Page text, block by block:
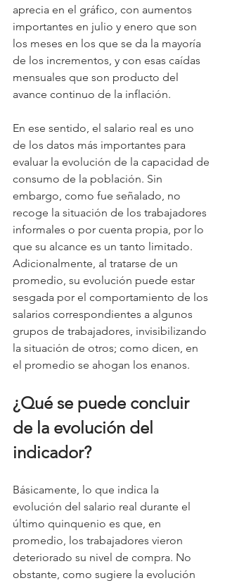
aprecia en el gráfico, con aumentos
importantes en julio y enero que son
los meses en los que se da la mayoría
de los incrementos, y con esas caídas
mensuales que son producto del
avance continuo de la inflación.
En ese sentido, el salario real es uno
de los datos más importantes para
evaluar la evolución de la capacidad de
consumo de la población. Sin
embargo, como fue señalado, no
recoge la situación de los trabajadores
informales o por cuenta propia, por lo
que su alcance es un tanto limitado.
Adicionalmente, al tratarse de un
promedio, su evolución puede estar
sesgada por el comportamiento de los
salarios correspondientes a algunos
grupos de trabajadores, invisibilizando
la situación de otros; como dicen, en
el promedio se ahogan los enanos.
¿Qué se puede concluir
de la evolución del
indicador?
Básicamente, lo que indica la
evolución del salario real durante el
último quinquenio es que, en
promedio, los trabajadores vieron
deteriorado su nivel de compra. No
obstante, como sugiere la evolución